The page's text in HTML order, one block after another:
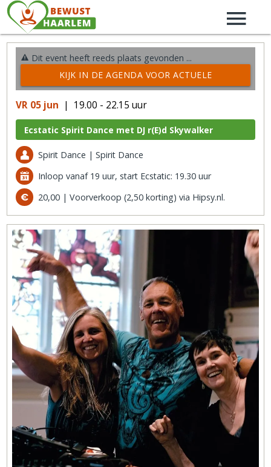
Dit event heeft reeds plaats gevonden ...
KIJK IN DE AGENDA VOOR ACTUELE
VR 05 jun | 19.00 - 22.15 uur
Ecstatic Spirit Dance met DJ r(E)d Skywalker
Spirit Dance | Spirit Dance
Inloop vanaf 19 uur, start Ecstatic: 19.30 uur
20,00 | Voorverkoop (2,50 korting) via Hipsy.nl.